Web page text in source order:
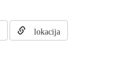
lokacija